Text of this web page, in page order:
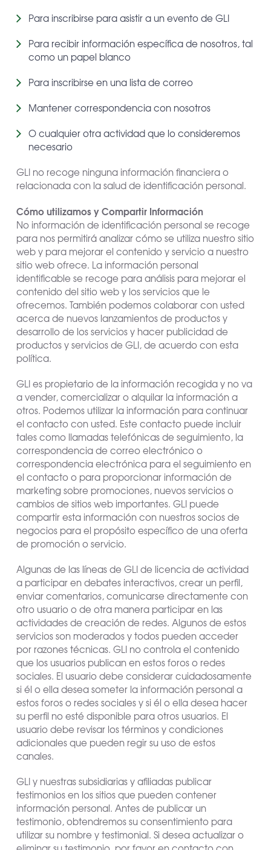
Para inscribirse para asistir a un evento de GLI
Para recibir información específica de nosotros, tal
como un papel blanco
Para inscribirse en una lista de correo
Mantener correspondencia con nosotros
O cualquier otra actividad que lo consideremos
necesario
GLI no recoge ninguna información financiera o
relacionada con la salud de identificación personal.
Cómo utilizamos y Compartir Información
No información de identificación personal se recoge
para nos permitirá analizar cómo se utiliza nuestro sitio
web y para mejorar el contenido y servicio a nuestro
sitio web ofrece. La información personal
identificable se recoge para análisis para mejorar el
contenido del sitio web y los servicios que le
ofrecemos. También podemos colaborar con usted
acerca de nuevos lanzamientos de productos y
desarrollo de los servicios y hacer publicidad de
productos y servicios de GLI, de acuerdo con esta
política.
GLI es propietario de la información recogida y no va
a vender, comercializar o alquilar la información a
otros. Podemos utilizar la información para continuar
el contacto con usted. Este contacto puede incluir
tales como llamadas telefónicas de seguimiento, la
correspondencia de correo electrónico o
correspondencia electrónica para el seguimiento en
el contacto o para proporcionar información de
marketing sobre promociones, nuevos servicios o
cambios de sitios web importantes. GLI puede
compartir esta información con nuestros socios de
negocios para el propósito específico de una oferta
de promoción o servicio.
Algunas de las líneas de GLI de licencia de actividad
a participar en debates interactivos, crear un perfil,
enviar comentarios, comunicarse directamente con
otro usuario o de otra manera participar en las
actividades de creación de redes. Algunos de estos
servicios son moderados y todos pueden acceder
por razones técnicas. GLI no controla el contenido
que los usuarios publican en estos foros o redes
sociales. El usuario debe considerar cuidadosamente
si él o ella desea someter la información personal a
estos foros o redes sociales y si él o ella desea hacer
su perfil no esté disponible para otros usuarios. El
usuario debe revisar los términos y condiciones
adicionales que pueden regir su uso de estos
canales.
GLI y nuestras subsidiarias y afiliadas publicar
testimonios en los sitios que pueden contener
información personal. Antes de publicar un
testimonio, obtendremos su consentimiento para
utilizar su nombre y testimonial. Si desea actualizar o